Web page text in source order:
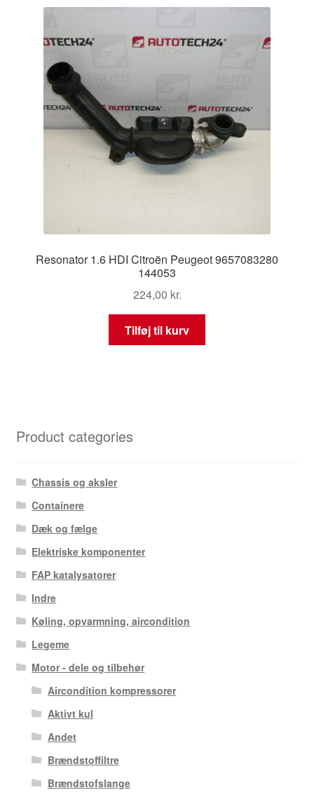
Resonator 1.6 HDI Citroën Peugeot 9657083280
144053
224,00 kr.
Tilføj til kurv
Product categories
Chassis og aksler
Containere
Dæk og fælge
Elektriske komponenter
FAP katalysatorer
Indre
Køling, opvarmning, aircondition
Legeme
Motor - dele og tilbehør
Aircondition kompressorer
Aktivt kul
Andet
Brændstoffiltre
Brændstofslange